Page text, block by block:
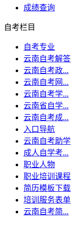
成绩查询
自考栏目
自考专业
云南自考解答
云南自考政...
云南自考网...
云南自考学...
云南省自学...
云南自考成...
入口导航
云南自考助学
成人自学考...
职业人物
职业培训课程
简历模板下载
培训服务表单
云南自考简...